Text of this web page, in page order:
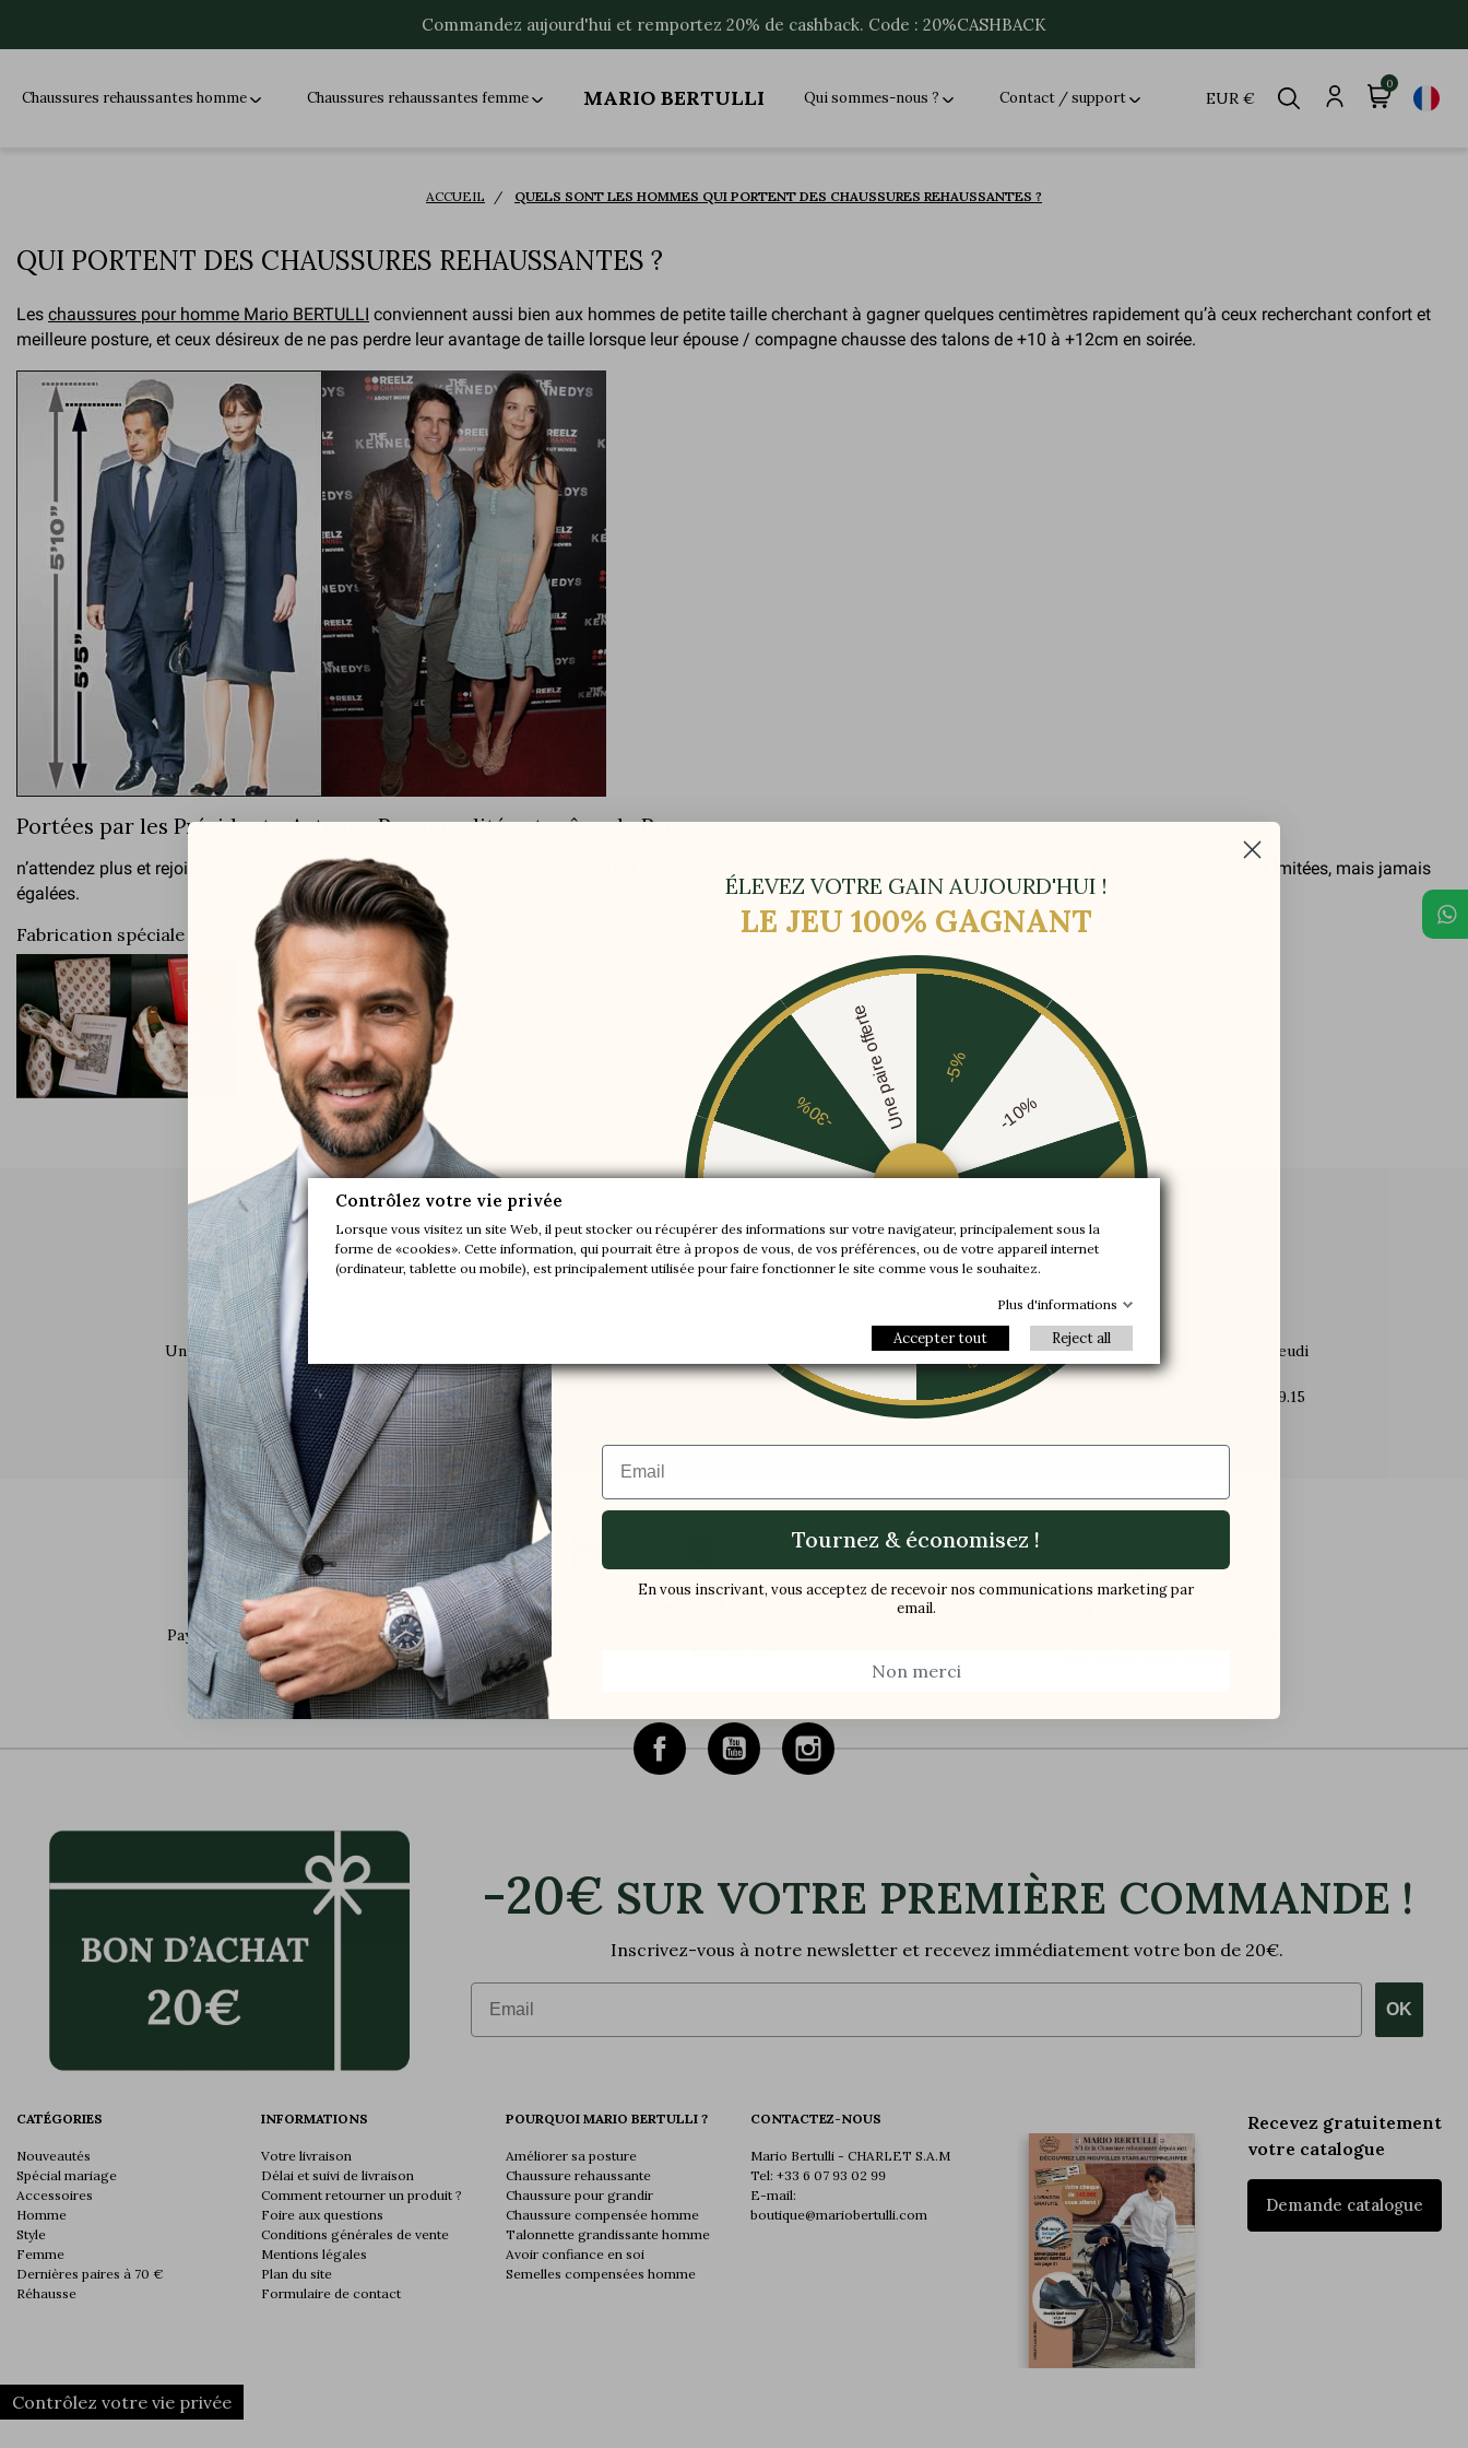
Commandez aujourd'hui et remportez 20% de cashback. Code : 20%CASHBACK
Chaussures rehaussantes homme Chaussures rehaussantes femme MARIO BERTULLI Qui sommes-nous ? Contact / support EUR €
0
ACCUEIL QUELS SONT LES HOMMES QUI PORTENT DES CHAUSSURES REHAUSSANTES ?
QUI PORTENT DES CHAUSSURES REHAUSSANTES ?
Les chaussures pour homme Mario BERTULLI conviennent aussi bien aux hommes de petite taille cherchant à gagner quelques centimètres rapidement qu’à ceux recherchant confort et
meilleure posture, et ceux désireux de ne pas perdre leur avantage de taille lorsque leur épouse / compagne chausse des talons de +10 à +12cm en soirée.
Portées par les Présidents, Acteurs, Personnalités et même le Pape
n’attendez plus et rejoignez les 300,000 clients en Europe qui ont déjà été séduits et conquis par les
, chaussures souvent imitées, mais jamais
égalées.
Fabrication spéciale de chaussures grandissantes Mario BERTULLI pour le Pape Jean-Paul II
</p
LIVRAISON OFFERTE*
Uniquement en France et dans certains pays
européens. Livraison internationale.
Retour gratuit pour votre 1ère commande
uniquement en cas d'échange. Nous nous
engageons à vous rembourser sous 14 jours.
SERVICE CLIENT - live
Appel gratuit, à votre écoute du lundi au jeudi
8h30 - 17h et vendredi 8h30 - 16h.
T1 : (+33 ) 6 07 93 02 99 – T2 : +377.92.05.59.15
Paiement en 3 ou 4x avec ONEY
Payez en 3x ou 4x avec notre nouveau mode
de paiement ONEY
-20€ SUR VOTRE PREMIÈRE COMMANDE !
Inscrivez-vous à notre newsletter et recevez immédiatement votre bon de 20€.
Email
OK
CATÉGORIES
Nouveautés
Spécial mariage
Accessoires
Homme
Style
Femme
Dernières paires à 70 €
Réhausse
INFORMATIONS
Votre livraison
Délai et suivi de livraison
Comment retourner un produit ?
Foire aux questions
Conditions générales de vente
Mentions légales
Plan du site
Formulaire de contact
POURQUOI MARIO BERTULLI ?
Améliorer sa posture
Chaussure rehaussante
Chaussure pour grandir
Chaussure compensée homme
Talonnette grandissante homme
Avoir confiance en soi
Semelles compensées homme
CONTACTEZ-NOUS
Mario Bertulli - CHARLET S.A.M
Tel: +33 6 07 93 02 99
E-mail:
boutique@mariobertulli.com
Recevez gratuitement
votre catalogue
Demande catalogue
Contrôlez votre vie privée
Contrôlez votre vie privée
Lorsque vous visitez un site Web, il peut stocker ou récupérer des informations sur votre navigateur, principalement sous la
forme de «cookies». Cette information, qui pourrait être à propos de vous, de vos préférences, ou de votre appareil internet
(ordinateur, tablette ou mobile), est principalement utilisée pour faire fonctionner le site comme vous le souhaitez.
Plus d'informations
Accepter tout Reject all
ÉLEVEZ VOTRE GAIN AUJOURD'HUI !
LE JEU 100% GAGNANT
-5%
-10%
-30%
Une paire offerte
-10%
-30% Une paire offerte
Email
Tournez & économisez !
En vous inscrivant, vous acceptez de recevoir nos communications marketing par
email.
Non merci